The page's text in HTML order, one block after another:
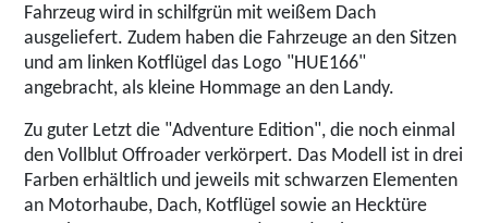
Fahrzeug wird in schilfgrün mit weißem Dach
ausgeliefert. Zudem haben die Fahrzeuge an den Sitzen
und am linken Kotflügel das Logo "HUE166"
angebracht, als kleine Hommage an den Landy.
Zu guter Letzt die "Adventure Edition", die noch einmal
den Vollblut Offroader verkörpert. Das Modell ist in drei
Farben erhältlich und jeweils mit schwarzen Elementen
an Motorhaube, Dach, Kotflügel sowie an Hecktüre